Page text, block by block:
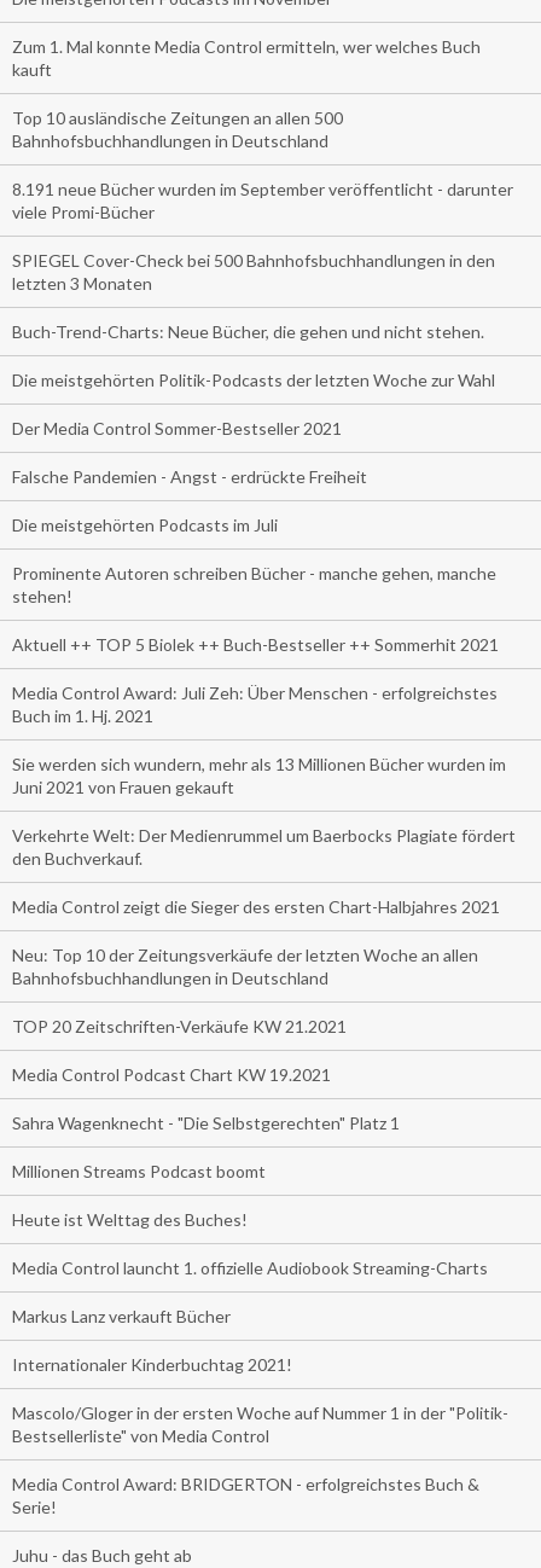
Zum 1. Mal konnte Media Control ermitteln, wer welches Buch
kauft
Top 10 ausländische Zeitungen an allen 500
Bahnhofsbuchhandlungen in Deutschland
8.191 neue Bücher wurden im September veröffentlicht - darunter
viele Promi-Bücher
SPIEGEL Cover-Check bei 500 Bahnhofsbuchhandlungen in den
letzten 3 Monaten
Buch-Trend-Charts: Neue Bücher, die gehen und nicht stehen.
Die meistgehörten Politik-Podcasts der letzten Woche zur Wahl
Der Media Control Sommer-Bestseller 2021
Falsche Pandemien - Angst - erdrückte Freiheit
Die meistgehörten Podcasts im Juli
Prominente Autoren schreiben Bücher - manche gehen, manche
stehen!
Aktuell ++ TOP 5 Biolek ++ Buch-Bestseller ++ Sommerhit 2021
Media Control Award: Juli Zeh: Über Menschen - erfolgreichstes
Buch im 1. Hj. 2021
Sie werden sich wundern, mehr als 13 Millionen Bücher wurden im
Juni 2021 von Frauen gekauft
Verkehrte Welt: Der Medienrummel um Baerbocks Plagiate fördert
den Buchverkauf.
Media Control zeigt die Sieger des ersten Chart-Halbjahres 2021
Neu: Top 10 der Zeitungsverkäufe der letzten Woche an allen
Bahnhofsbuchhandlungen in Deutschland
TOP 20 Zeitschriften-Verkäufe KW 21.2021
Media Control Podcast Chart KW 19.2021
Sahra Wagenknecht - "Die Selbstgerechten" Platz 1
Millionen Streams Podcast boomt
Heute ist Welttag des Buches!
Media Control launcht 1. offizielle Audiobook Streaming-Charts
Markus Lanz verkauft Bücher
Internationaler Kinderbuchtag 2021!
Mascolo/Gloger in der ersten Woche auf Nummer 1 in der "Politik-
Bestsellerliste" von Media Control
Media Control Award: BRIDGERTON - erfolgreichstes Buch &
Serie!
Juhu - das Buch geht ab